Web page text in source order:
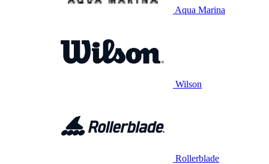
Aqua Marina
Wilson
Rollerblade